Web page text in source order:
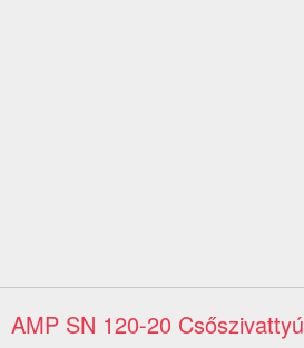
AMP SN 120-20 Csőszivattyú